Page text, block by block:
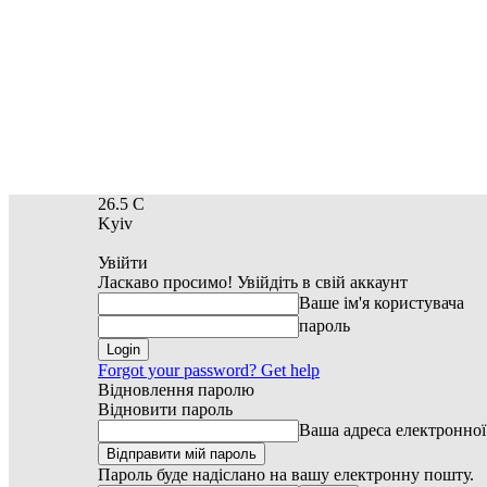
26.5 C
Kyiv
Увійти
Ласкаво просимо! Увійдіть в свій аккаунт
Ваше ім'я користувача
пароль
Forgot your password? Get help
Відновлення паролю
Відновити пароль
Ваша адреса
Пароль буде надіслано на вашу електронну пошту.